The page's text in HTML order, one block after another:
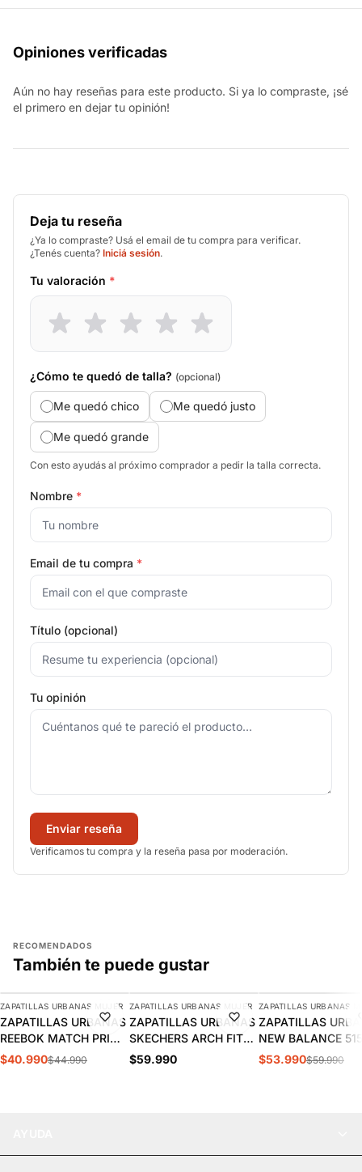
Opiniones verificadas
Aún no hay reseñas para este producto. Si ya lo compraste, ¡sé
el primero en dejar tu opinión!
Deja tu reseña
¿Ya lo compraste? Usá el email de tu compra para verificar.
¿Tenés cuenta? Iniciá sesión.
Tu valoración *
¿Cómo te quedó de talla? (opcional)
Me quedó chico Me quedó justo
Me quedó grande
Con esto ayudás al próximo comprador a pedir la talla correcta.
Nombre *
Email de tu compra *
Título (opcional)
Tu opinión
Enviar reseña
Verificamos tu compra y la reseña pasa por moderación.
RECOMENDADOS
También te puede gustar
-9%
AGREGAR
ZAPATILLAS URBANAS MUJER
ZAPATILLAS URBANAS
REEBOK MATCH PRIME
V2 MUJER | 100261905
$40.990$44.990
AGREGAR
ZAPATILLAS URBANAS MUJER
ZAPATILLAS URBANAS
SKECHERS ARCH FIT
2.0 MUJER | 150051-
$59.990
-10%
ZAPATILLAS URBANAS
ZAPATILLAS
NEW BALANCE 515
MUJER |
$53.990$59.990